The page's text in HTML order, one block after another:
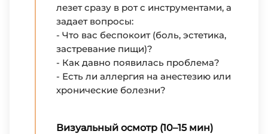
лезет сразу в рот с инструментами, а
задает вопросы:
- Что вас беспокоит (боль, эстетика,
застревание пищи)?
- Как давно появилась проблема?
- Есть ли аллергия на анестезию или
хронические болезни?
Визуальный осмотр (10–15 мин)